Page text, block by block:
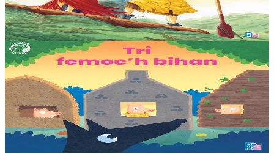
ennañ ken. Div c’hoar zo o chom war un enez plastik, o klask bevañ
evel ma c’hallont, e-touez al lastez....
Er stok25,00 €
3 bloaz hag ouzhpenn
TES
Tri femoc'h bihan
Ur wech e oa tri femoc’h bihan hag a veve eürus gant o zud. Un
deiz koulskoude e voe poent da bep hini kaout e di ! Ur rummad
savet a-ratozh evit ar vugale...